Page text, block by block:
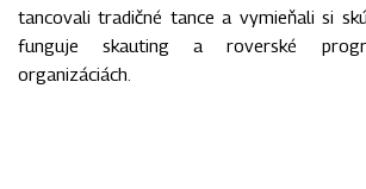
tancovali tradičné tance a vymieňali si
funguje skauting a roverské
organizáciách.